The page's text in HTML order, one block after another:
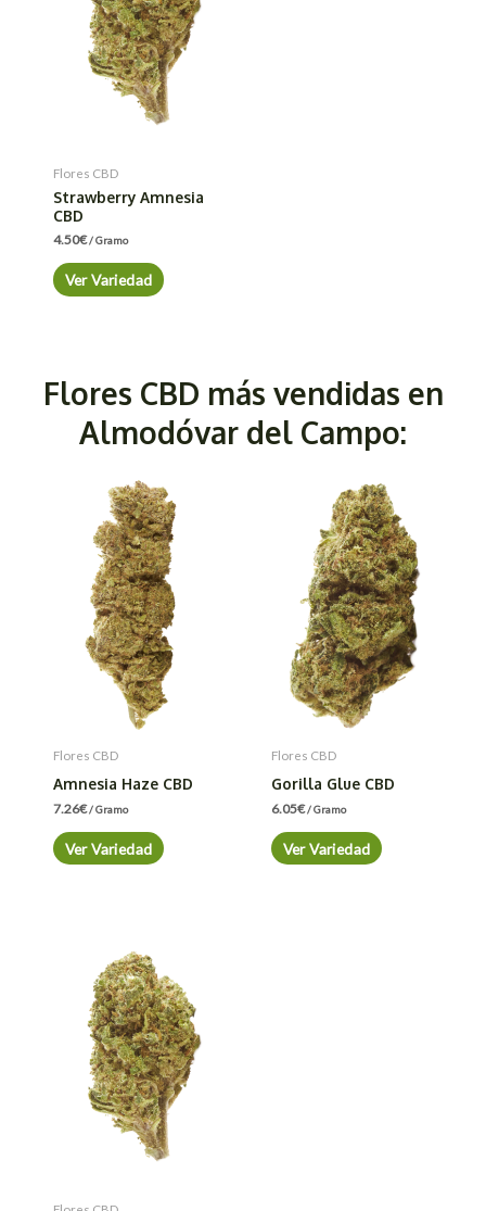
Flores CBD
Strawberry Amnesia
CBD
4.50€/ Gramo
Ver Variedad
Flores CBD más vendidas en
Almodóvar del Campo:
Flores CBD
Amnesia Haze CBD
7.26€/ Gramo
Ver Variedad
Flores CBD
Gorilla Glue CBD
6.05€/ Gramo
Ver Variedad